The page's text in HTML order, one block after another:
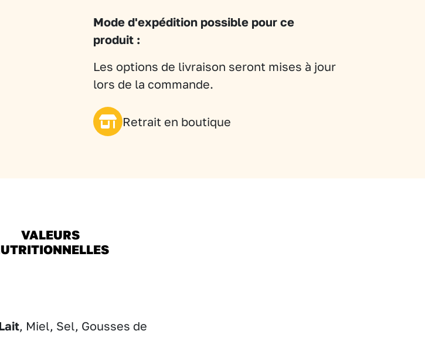
Mode d'expédition possible pour ce
produit :
Les options de livraison seront mises à jour
lors de la commande.
Retrait en boutique
VALEURS
, Miel, Sel, Gousses de